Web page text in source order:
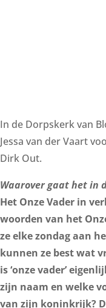
In de Dorpskerk van
Jessa van der Vaart
Dirk Out.
Waarover gaat het in
Het Onze Vader in
woorden van het
ze elke zondag aan
kunnen ze best wat
is ‘onze vader’
zijn naam en welke
van zijn koninkrijk?